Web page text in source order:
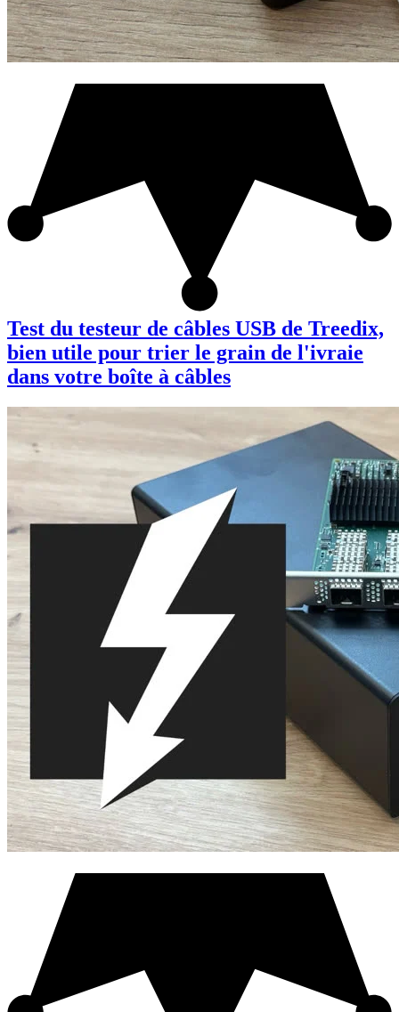
Test du testeur de câbles USB de Treedix,
bien utile pour trier le grain de l'ivraie
dans votre boîte à câbles